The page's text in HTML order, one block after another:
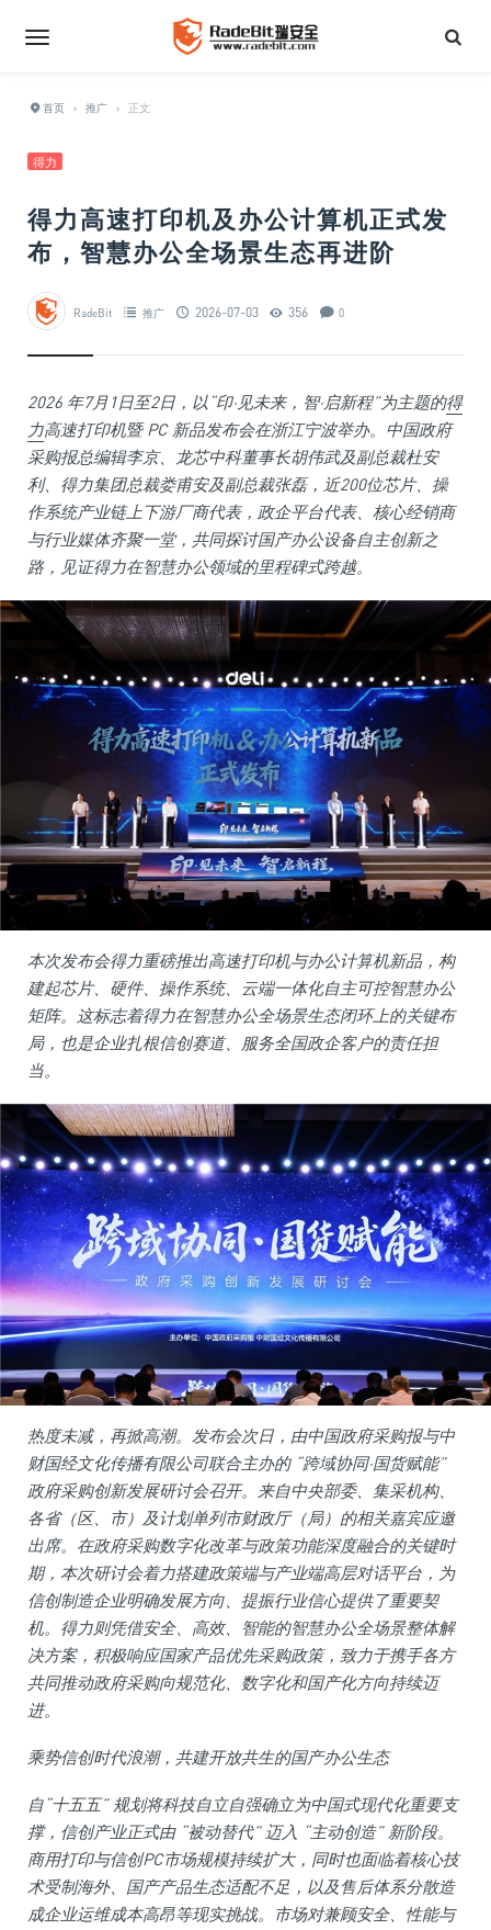
首页 › 推广 › 正文
得力
得力高速打印机及办公计算机正式发
布，智慧办公全场景生态再进阶
RadeBit 推广 2026-07-03 356 0
2026 年7月1日至2日，以“印·见未来，智·启新程”为主题的得
力高速打印机暨 PC 新品发布会在浙江宁波举办。中国政府
采购报总编辑李京、龙芯中科董事长胡伟武及副总裁杜安
利、得力集团总裁娄甫安及副总裁张磊，近200位芯片、操
作系统产业链上下游厂商代表，政企平台代表、核心经销商
与行业媒体齐聚一堂，共同探讨国产办公设备自主创新之
路，见证得力在智慧办公领域的里程碑式跨越。
本次发布会得力重磅推出高速打印机与办公计算机新品，构
建起芯片、硬件、操作系统、云端一体化自主可控智慧办公
矩阵。这标志着得力在智慧办公全场景生态闭环上的关键布
局，也是企业扎根信创赛道、服务全国政企客户的责任担
当。
热度未减，再掀高潮。发布会次日，由中国政府采购报与中
财国经文化传播有限公司联合主办的 “跨域协同·国货赋能”
政府采购创新发展研讨会召开。来自中央部委、集采机构、
各省（区、市）及计划单列市财政厅（局）的相关嘉宾应邀
出席。在政府采购数字化改革与政策功能深度融合的关键时
期，本次研讨会着力搭建政策端与产业端高层对话平台，为
信创制造企业明确发展方向、提振行业信心提供了重要契
机。得力则凭借安全、高效、智能的智慧办公全场景整体解
决方案，积极响应国家产品优先采购政策，致力于携手各方
共同推动政府采购向规范化、数字化和国产化方向持续迈
进。
乘势信创时代浪潮，共建开放共生的国产办公生态
自“十五五” 规划将科技自立自强确立为中国式现代化重要支
撑，信创产业正式由 “被动替代” 迈入 “主动创造” 新阶段。
商用打印与信创PC市场规模持续扩大，同时也面临着核心技
术受制海外、国产产品生态适配不足，以及售后体系分散造
成企业运维成本高昂等现实挑战。市场对兼顾安全、性能与